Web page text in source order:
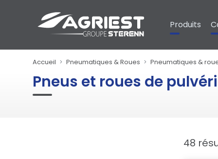
Produits
Accueil Pneumatiques & Roues Pneumatiques &
Pneus et roues de
48